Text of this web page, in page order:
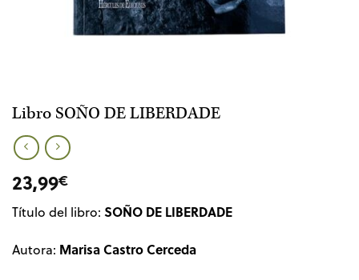
Libro SOÑO DE LIBERDADE
23,99€
Título del libro: SOÑO DE LIBERDADE
Autora: Marisa Castro Cerceda